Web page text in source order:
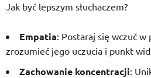
Jak być lepszym słuchaczem?
Empatia: Postaraj się wczuć
zrozumieć jego uczucia i punkt
Zachowanie koncentracji: